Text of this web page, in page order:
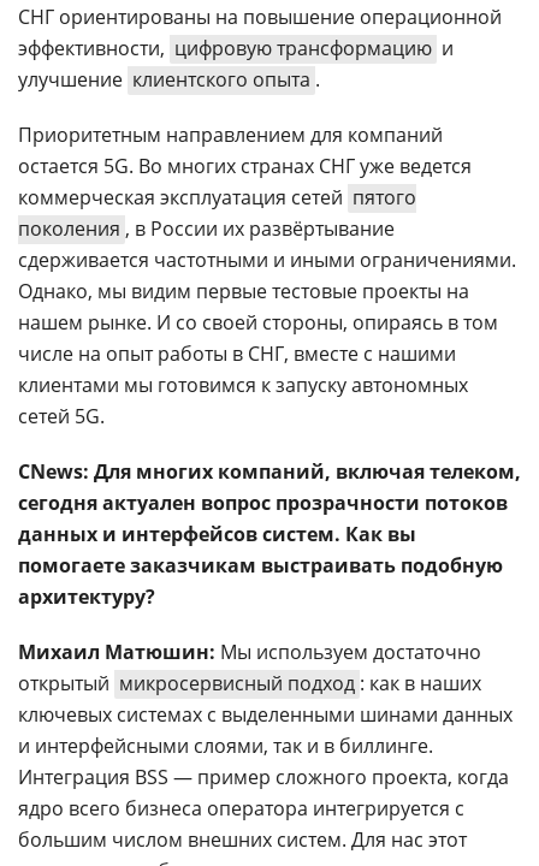
СНГ ориентированы на повышение операционной
эффективности, цифровую трансформацию и
улучшение клиентского опыта .
Приоритетным направлением для компаний
остается 5G. Во многих странах СНГ уже ведется
коммерческая эксплуатация сетей пятого
поколения , в России их развёртывание
сдерживается частотными и иными ограничениями.
Однако, мы видим первые тестовые проекты на
нашем рынке. И со своей стороны, опираясь в том
числе на опыт работы в СНГ, вместе с нашими
клиентами мы готовимся к запуску автономных
сетей 5G.
CNews: Для многих компаний, включая телеком,
сегодня актуален вопрос прозрачности потоков
данных и интерфейсов систем. Как вы
помогаете заказчикам выстраивать подобную
архитектуру?
Михаил Матюшин: Мы используем достаточно
открытый микросервисный подход : как в наших
ключевых системах с выделенными шинами данных
и интерфейсными слоями, так и в биллинге.
Интеграция BSS — пример сложного проекта, когда
ядро всего бизнеса оператора интегрируется с
большим числом внешних систем. Для нас этот